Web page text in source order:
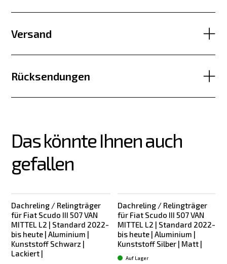
Versand
Rücksendungen
Das könnte Ihnen auch
gefallen
Dachreling / Relingträger
für Fiat Scudo III 507 VAN
MITTEL L2 | Standard 2022-
bis heute | Aluminium |
Kunststoff Schwarz |
Lackiert |
Dachreling / Relingträger
für Fiat Scudo III 507 VAN
MITTEL L2 | Standard 2022-
bis heute | Aluminium |
Kunststoff Silber | Matt |
Auf Lager